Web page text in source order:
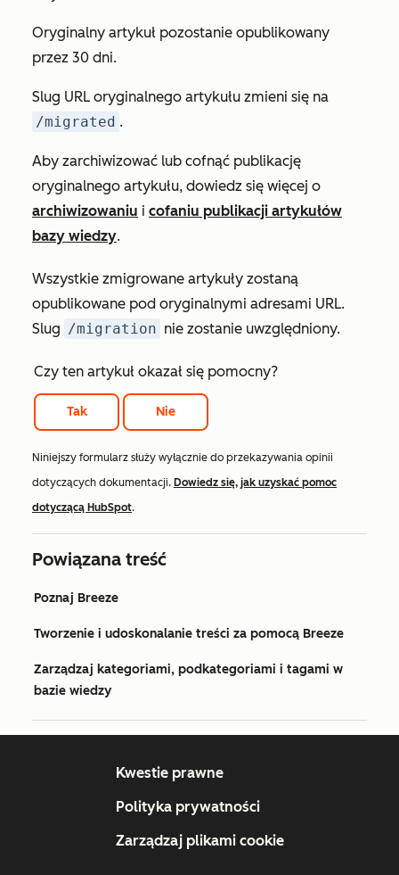
Oryginalny artykuł pozostanie opublikowany
przez 30 dni.
Slug URL oryginalnego artykułu zmieni się na
/migrated .
Aby zarchiwizować lub cofnąć publikację
oryginalnego artykułu, dowiedz się więcej o
archiwizowaniu i cofaniu publikacji artykułów
bazy wiedzy.
Wszystkie zmigrowane artykuły zostaną
opublikowane pod oryginalnymi adresami URL.
Slug /migration nie zostanie uwzględniony.
Czy ten artykuł okazał się pomocny?
Tak Nie
Niniejszy formularz służy wyłącznie do przekazywania opinii
dotyczących dokumentacji. Dowiedz się, jak uzyskać pomoc
dotyczącą HubSpot.
Powiązana treść
Poznaj Breeze
Tworzenie i udoskonalanie treści za pomocą Breeze
Zarządzaj kategoriami, podkategoriami i tagami w
bazie wiedzy
Kwestie prawne
Polityka prywatności
Zarządzaj plikami cookie